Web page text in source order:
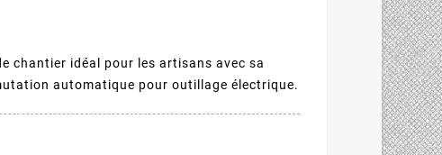
chantier idéal pour les artisans avec sa
automatique pour outillage électrique.